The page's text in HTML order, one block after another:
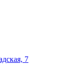
7